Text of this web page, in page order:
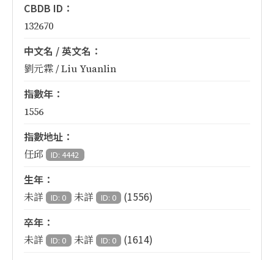
CBDB ID：
132670
中文名 / 英文名：
劉元霖 / Liu Yuanlin
指數年：
1556
指數地址：
任邱 ID: 4442
生年：
未詳 ID: 0 未詳 ID: 0
(1556)
卒年：
未詳 ID: 0 未詳 ID: 0
(1614)